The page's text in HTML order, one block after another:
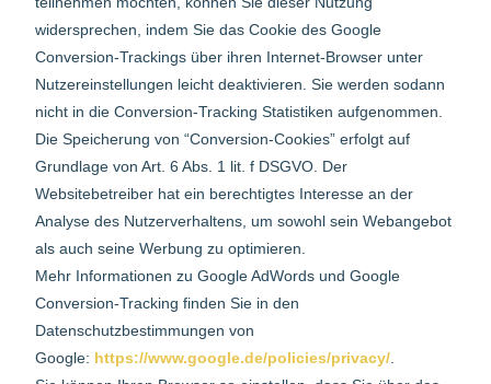
widersprechen, indem Sie das Cookie des Google
Conversion-Trackings über ihren Internet-Browser unter
Nutzereinstellungen leicht deaktivieren. Sie werden sodann
nicht in die Conversion-Tracking Statistiken aufgenommen.
Die Speicherung von “Conversion-Cookies” erfolgt auf
Grundlage von Art. 6 Abs. 1 lit. f DSGVO. Der
Websitebetreiber hat ein berechtigtes Interesse an der
Analyse des Nutzerverhaltens, um sowohl sein Webangebot
als auch seine Werbung zu optimieren.
Mehr Informationen zu Google AdWords und Google
Conversion-Tracking finden Sie in den
Datenschutzbestimmungen von
Google: https://www.google.de/policies/privacy/